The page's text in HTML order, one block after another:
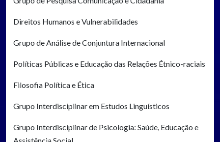
Direitos Humanos e Vulnerabilidades
Grupo de Análise de Conjuntura Internacional
Políticas Públicas e Educação das Relações Étnico-raciais
Filosofia Política e Ética
Grupo Interdisciplinar em Estudos Linguísticos
Grupo Interdisciplinar de Psicologia: Saúde, Educação e